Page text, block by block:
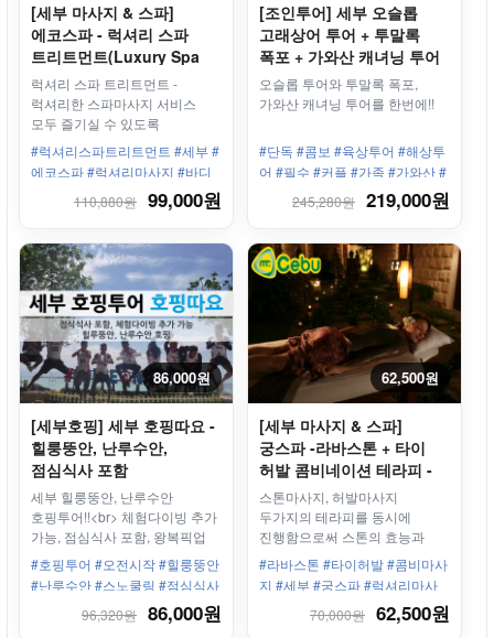
[세부 마사지 & 스파]
에코스파 - 럭셔리 스파
트리트먼트(Luxury Spa
Treatment) 2시간 30분 -
$90
럭셔리 스파 트리트먼트 -
럭셔리한 스파마사지 서비스
모두 즐기실 수 있도록
준비했습니다!
#럭셔리스파트리트먼트 #세부 #
에코스파 #럭셔리마사지 #바디
트리트먼트 #스크럽 #라바스톤
#반신욕 #페이셜
110,880원 99,000원
[조인투어] 세부 오슬롭
고래상어 투어 + 투말록
폭포 + 가와산 캐녀닝 투어
오슬롭 투어와 투말록 폭포,
가와산 캐녀닝 투어를 한번에!!
#단독 #콤보 #육상투어 #해상투
어 #필수 #커플 #가족 #가와산 #
캐녀닝 #폭포 #고래상어 #오슬
롭 #투말록
245,280원 219,000원
86,000원
[세부호핑] 세부 호핑따요 -
힐룽뚱안, 난루수안,
점심식사 포함
세부 힐룽뚱안, 난루수안
호핑투어!!<br> 체험다이빙 추가
가능, 점심식사 포함, 왕복픽업
포함
#호핑투어 #오전시작 #힐룽뚱안
#난루수안 #스노쿨링 #점심식사
#픽업포함 #체험다이빙
96,320원 86,000원
62,500원
[세부 마사지 & 스파]
궁스파 -라바스톤 + 타이
허발 콤비네이션 테라피 -
2시간
스톤마사지, 허발마사지
두가지의 테라피를 동시에
진행함으로써 스톤의 효능과
허벌의 효능을 동시에 느낄 수
있는 릴렉싱 테라피
#라바스톤 #타이허발 #콤비마사
지 #세부 #궁스파 #럭셔리마사
지 #혈액순환 #피로회복 #스톤 #
페이셜 #바디스크럽
70,000원 62,500원